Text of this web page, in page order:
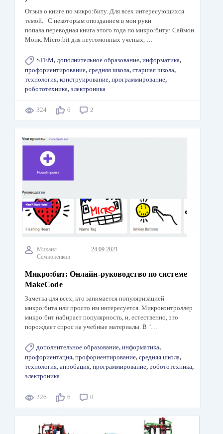
Отзыв о книге по микро:биту. Для всех интересующихся
темой. С некоторым опозданием в мои руки
попала переводная книга этого года по микро:биту: Саймон
Монк. Micro:bit для неугомонных учёных, …
STEM, дополнительное образование, информатика,
профориентирование, средняя школа, старшая школа,
технология, конструирование, программирование,
робототехника, электроника
324 6 2
Михаил
Семионенков
24.09.2021
Микро:бит: Онлайн-руководство по системе
MakeCode
Заметка для всех, кто занимается популяризацией
микро:бита или просто им интересуется. Микроконтроллер
микро:бит набирает популярность, и, естественно, это
порождает спрос на учебные материалы. В "…
дополнительное образование, информатика,
профориентация, профориентирование, средняя школа,
технология, апробация, программирование, робототехника,
электроника
226 6 0